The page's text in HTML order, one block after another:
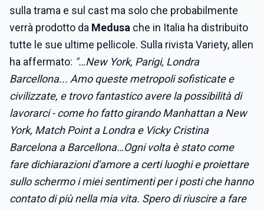
sulla trama e sul cast ma solo che probabilmente
verrà prodotto da Medusa che in Italia ha distribuito
tutte le sue ultime pellicole. Sulla rivista Variety, allen
ha affermato: "…New York, Parigi, Londra
Barcellona... Amo queste metropoli sofisticate e
civilizzate, e trovo fantastico avere la possibilità di
lavorarci - come ho fatto girando Manhattan a New
York, Match Point a Londra e Vicky Cristina
Barcelona a Barcellona…Ogni volta è stato come
fare dichiarazioni d'amore a certi luoghi e proiettare
sullo schermo i miei sentimenti per i posti che hanno
contato di più nella mia vita. Spero di riuscire a fare